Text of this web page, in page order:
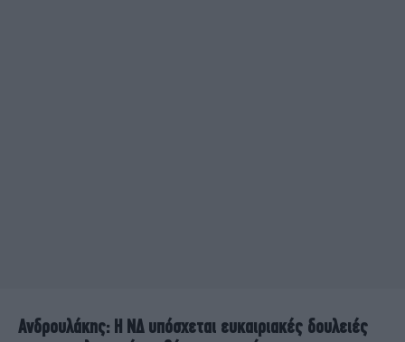
Ανδρουλάκης: Η ΝΔ υπόσχεται ευκαιριακές δουλειές